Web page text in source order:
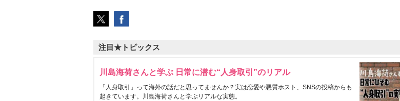
注目★トピックス
川島海荷さんと学ぶ 日常に潜む“人身取引”のリアル
「人身取引」って海外の話だと思ってませんか？実は恋愛や悪質ホスト、SNSの投稿からも
起きています。川島海荷さんと学ぶリアルな実態。